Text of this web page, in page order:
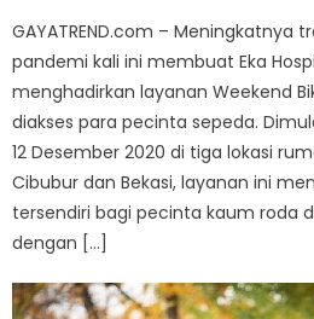
GAYATREND.com – Meningkatnya
pandemi kali ini membuat Eka
menghadirkan layanan Weekend
diakses para pecinta sepeda.
12 Desember 2020 di tiga lokasi
Cibubur dan Bekasi, layanan ini
tersendiri bagi pecinta kaum roda
dengan […]